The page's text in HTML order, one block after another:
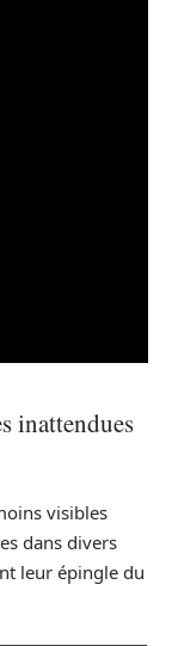
inattendues
visibles
dans divers
leur épingle du